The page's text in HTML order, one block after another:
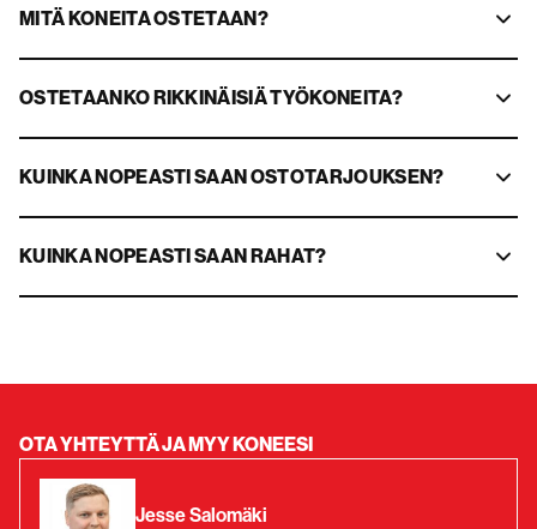
MITÄ KONEITA OSTETAAN?
OSTETAANKO RIKKINÄISIÄ TYÖKONEITA?
KUINKA NOPEASTI SAAN OSTOTARJOUKSEN?
KUINKA NOPEASTI SAAN RAHAT?
OTA YHTEYTTÄ JA MYY KONEESI
Jesse Salomäki